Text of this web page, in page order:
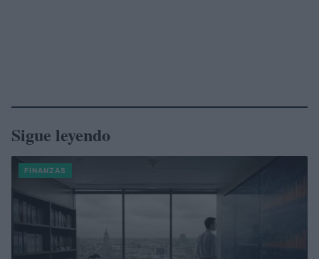
Sigue leyendo
FINANZAS